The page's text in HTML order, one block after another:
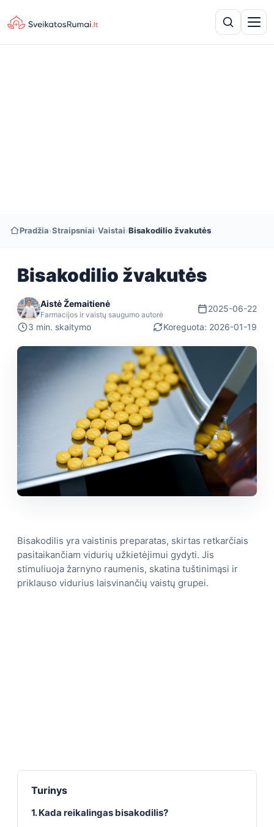
Pradžia›Straipsniai›Vaistai›Bisakodilio žvakutės
Bisakodilio žvakutės
Aistė Žemaitienė
Farmacijos ir vaistų saugumo autorė
2025-06-22
3 min. skaitymo
Koreguota: 2026-01-19
Bisakodilis yra vaistinis preparatas, skirtas retkarčiais
pasitaikančiam vidurių užkietėjimui gydyti. Jis
stimuliuoja žarnyno raumenis, skatina tuštinimąsi ir
priklauso vidurius laisvinančių vaistų grupei.
Turinys
1. Kada reikalingas bisakodilis?